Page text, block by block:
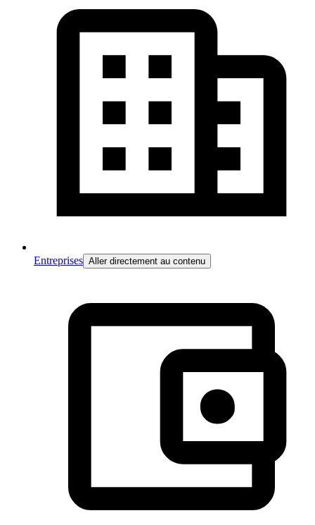
Entreprises Aller directement au contenu